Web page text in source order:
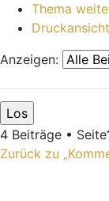
Thema
Druckansicht
Anzeigen:
4 Beiträge • Seite
Zurück zu